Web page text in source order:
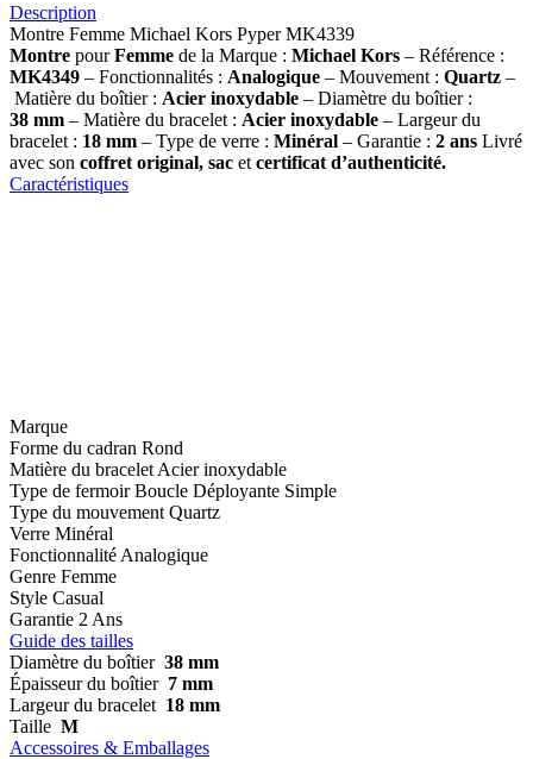
Description
Montre Femme Michael Kors Pyper MK4339
Montre pourFemme de la Marque : Michael Kors – Référence :
MK4349 – Fonctionnalités : Analogique – Mouvement : Quartz –
Matière du boîtier : Acier inoxydable – Diamètre du boîtier :
38 mm – Matière du bracelet : Acier inoxydable – Largeur du
bracelet : 18 mm – Type de verre : Minéral – Garantie : 2 ans Livré
avec son coffret original, sac et certificat d’authenticité.
Caractéristiques
Marque
Forme du cadran Rond
Matière du bracelet Acier inoxydable
Type de fermoir Boucle Déployante Simple
Type du mouvement Quartz
Verre Minéral
Fonctionnalité Analogique
Genre Femme
Style Casual
Garantie 2 Ans
Guide des tailles
Diamètre du boîtier 38 mm
Épaisseur du boîtier 7 mm
Largeur du bracelet 18 mm
Taille M
Accessoires & Emballages